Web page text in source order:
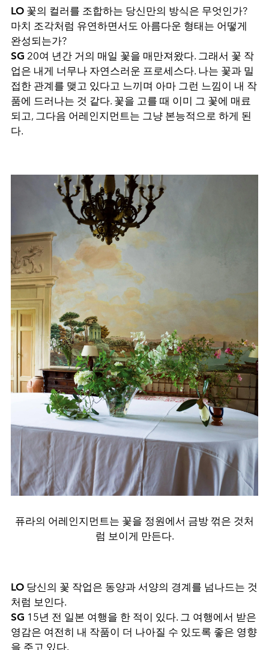
LO 꽃의 컬러를 조합하는 당신만의 방식은 무엇인가?
마치 조각처럼 유연하면서도 아름다운 형태는 어떻게
완성되는가?
SG 20여 년간 거의 매일 꽃을 매만져왔다. 그래서 꽃 작
업은 내게 너무나 자연스러운 프로세스다. 나는 꽃과 밀
접한 관계를 맺고 있다고 느끼며 아마 그런 느낌이 내 작
품에 드러나는 것 같다. 꽃을 고를 때 이미 그 꽃에 매료
되고, 그다음 어레인지먼트는 그냥 본능적으로 하게 된
다.
퓨라의 어레인지먼트는 꽃을 정원에서 금방 꺾은 것처
럼 보이게 만든다.
LO 당신의 꽃 작업은 동양과 서양의 경계를 넘나드는 것
처럼 보인다.
SG 15년 전 일본 여행을 한 적이 있다. 그 여행에서 받은
영감은 여전히 내 작품이 더 나아질 수 있도록 좋은 영향
을 주고 있다.